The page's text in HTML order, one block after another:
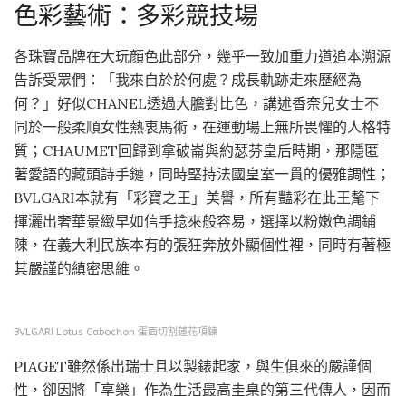
色彩藝術：多彩競技場
各珠寶品牌在大玩顏色此部分，幾乎一致加重力道追本溯源
告訴受眾們：「我來自於於何處？成長軌跡走來歷經為
何？」好似CHANEL透過大膽對比色，講述香奈兒女士不
同於一般柔順女性熱衷馬術，在運動場上無所畏懼的人格特
質；CHAUMET回歸到拿破崙與約瑟芬皇后時期，那隱匿
著愛語的藏頭詩手鏈，同時堅持法國皇室一貫的優雅調性；
BVLGARI本就有「彩寶之王」美譽，所有豔彩在此王氂下
揮灑出奢華景緻早如信手捻來般容易，選擇以粉嫩色調鋪
陳，在義大利民族本有的張狂奔放外顯個性裡，同時有著極
其嚴謹的縝密思維。
BVLGARI Lotus Cabochon 蛋面切割蓮花項鍊
PIAGET雖然係出瑞士且以製錶起家，與生俱來的嚴謹個
性，卻因將「享樂」作為生活最高圭臬的第三代傳人，因而